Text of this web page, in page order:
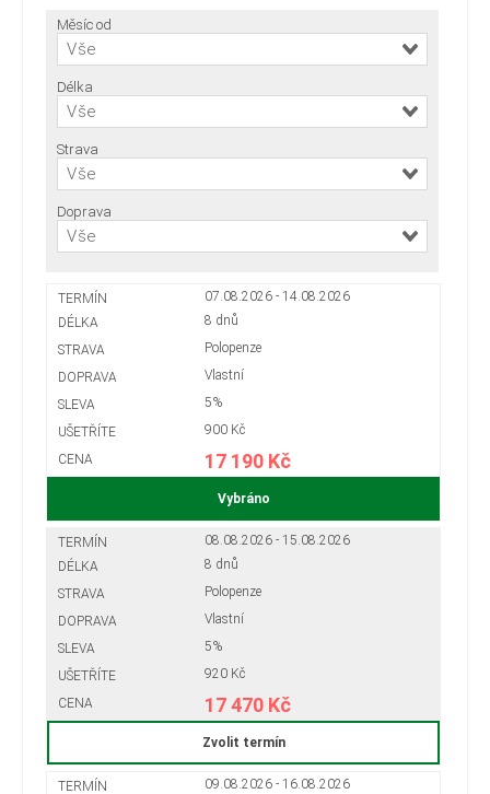
Měsíc od
Vše
Délka
Vše
Strava
Vše
Doprava
Vše
07.08.2026 - 14.08.2026
8 dnů
Polopenze
Vlastní
5%
900 Kč
17 190 Kč
Vybráno
08.08.2026 - 15.08.2026
8 dnů
Polopenze
Vlastní
5%
920 Kč
17 470 Kč
Zvolit termín
09.08.2026 - 16.08.2026